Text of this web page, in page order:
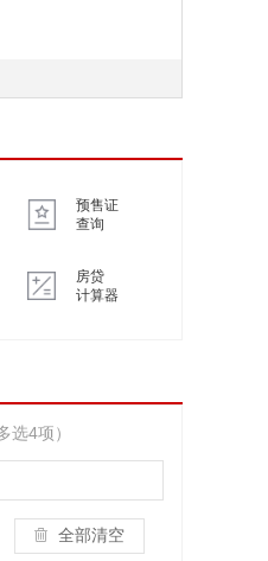
预售证
查询
房贷
计算器
选4项）
全部清空